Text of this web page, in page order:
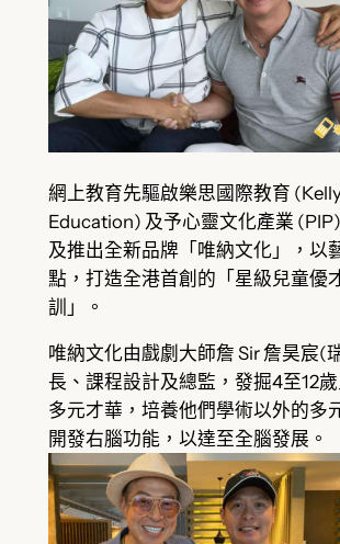
網上教育先驅啟樂思國際教育
Education) 及予心靈文化產業
及推出全新品牌「唯納文化」，以
點，打造全港首創的「星級兒童優
訓」。
唯納文化由戲劇大師詹 Sir 詹昊宸(
長、課程設計及總監，發掘4至12
多元才華，培養他們學術以外的多
開發右腦功能，以達至全腦發展。